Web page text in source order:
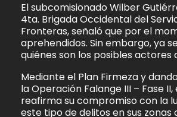
El subcomisionado Wilber
4ta. Brigada Occidental del
Fronteras, señaló que por el
aprehendidos. Sin embargo, ya
quiénes son los posibles actores
Mediante el Plan Firmeza y
la Operación Falange III – Fase
reafirma su compromiso con la
este tipo de delitos en sus zonas